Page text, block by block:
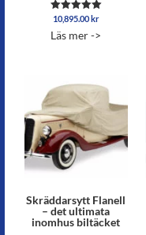
Betygsatt
av 5
10,895.00kr
Läs mer ->
Skräddarsytt Flanell
– det ultimata
inomhus biltäcket